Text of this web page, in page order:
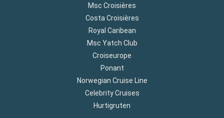
Msc Croisières
Costa Croisières
Royal Caribean
Msc Yatch Club
Croiseurope
Ponant
Norwegian Cruise Line
Celebrity Cruises
Hurtigruten